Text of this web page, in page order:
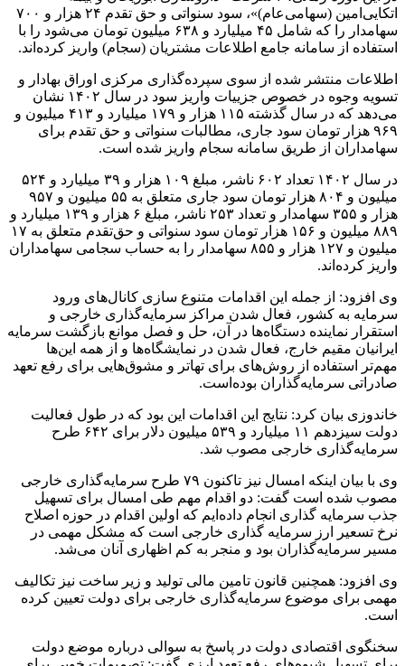
اتکایی‌امین (سهامی‌عام)»، سود سنواتی و حق تقدم ۲۴ هزار و ۷۰۰
سهامدار را که شامل ۴۵ میلیارد و ۶۳۸ میلیون تومان می‌شود را با
استفاده از سامانه جامع اطلاعات مشتریان (سجام) واریز کرده‌اند.
اطلاعات منتشر شده از سوی سپرده‌گذاری مرکزی اوراق بهادار و
تسویه وجوه در خصوص جزییات واریز سود در سال ۱۴۰۲ نشان
می‌دهد که در سال گذشته ۱۱۵ هزار و ۱۷۹ میلیارد و ۴۱۳ میلیون و
۹۶۹ هزار تومان سود جاری، مطالبات سنواتی و حق تقدم برای
سهامداران از طریق سامانه سجام واریز شده است.
در سال ۱۴۰۲ تعداد ۶۰۲ ناشر، مبلغ ۱۰۹ هزار و ۳۹ میلیارد و ۵۲۴
میلیون و ۸۰۴ هزار تومان سود جاری متعلق به ۵۵ میلیون و ۹۵۷
هزار و ۳۵۵ سهامدار و تعداد ۲۵۳ ناشر، مبلغ ۶ هزار و ۱۳۹ میلیارد و
۸۸۹ میلیون و ۱۵۶ هزار تومان سود سنواتی و حق‌تقدم متعلق به ۱۷
میلیون و ۱۲۷ هزار و ۸۵۵ سهامدار را به حساب سجامی سهامداران
واریز کرده‌اند.
وی افزود: از جمله این اقدامات متنوع سازی کانال‌های ورود
سرمایه به کشور، فعال شدن مراکز سرمایه‌گذاری خارجی و
استقرار نماینده دستگاه‌ها در آن، حل و فصل موانع بازگشت سرمایه
ایرانیان مقیم خارج، فعال شدن در نمایشگاه‌ها و از همه این‌ها
مهم‌تر استفاده از روش‌های برای تهاتر و مشوق‌هایی برای رفع تعهد
صادراتی سرمایه‌گذاران بوده‌است.
خاندوزی بیان کرد: نتایج این اقدامات این بود که در طول فعالیت
دولت سیزدهم ۱۱ میلیارد و ۵۳۹ میلیون دلار برای ۶۴۲ طرح
سرمایه‌گذاری خارجی مصوب شد.
وی با بیان اینکه امسال نیز تاکنون ۷۹ طرح سرمایه‌گذاری خارجی
مصوب شده است گفت: دو اقدام مهم طی امسال برای تسهیل
جذب سرمایه گذاری انجام داده‌ایم که اولین اقدام در حوزه اصلاح
نرخ تسعیر ارز سرمایه گذاری خارجی است که مشکل مهمی در
مسیر سرمایه‌گذاران بود و منجر به کم اظهاری آنان می‌شد.
وی افزود: همچنین قانون تامین مالی تولید و زیر ساخت نیز تکالیف
مهمی برای موضوع سرمایه‌گذاری خارجی برای دولت تعیین کرده
است.
سخنگوی اقتصادی دولت در پاسخ به سوالی درباره موضع دولت